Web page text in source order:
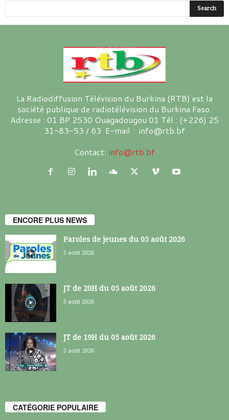
La Radiodiffusion Télévision du Burkina (RTB) est la
société publique de radiotélévision du Burkina Faso.
Adresse : 01 BP 2530 Ouagadougou 01 Tél : (+226) 25
31-83-53 / 63 E-mail : info@rtb.bf
Contact: info@rtb.bf
ENCORE PLUS NEWS
Paroles de jeunes du 05 août 2026
5 août 2026
JT de 20H du 05 août 2026
5 août 2026
JT de 19H du 05 août 2026
5 août 2026
CATÉGORIE POPULAIRE